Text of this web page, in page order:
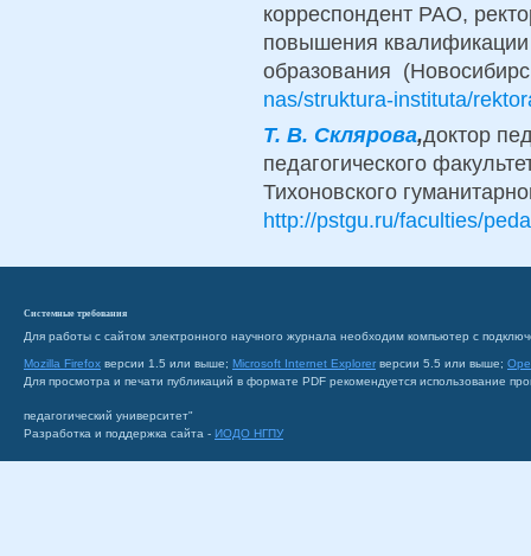
корреспондент РАО,
повышения квалификации
образования
nas/struktura-instituta/
Т. В. Склярова,доктор
педагогического
Тихоновского
http://pstgu.ru/faculties/
Системные требования
Для работы с сайтом электронного научного журнала необходим компьютер с
Mozilla Firefox версии 1.5 или выше; Microsoft Internet Explorer версии 5.5 или выше;
Для просмотра и печати публикаций в формате PDF рекомендуется использование
педагогический университет"
Разработка и поддержка сайта - ИОДО НГПУ